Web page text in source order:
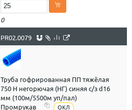
0
PR02.0079
Труба гофрированная ПП тяжёлая
750 Н негорючая (НГ) синяя с/з d16
мм (100м/5500м уп/пал)
Промрукав
ОКЛ